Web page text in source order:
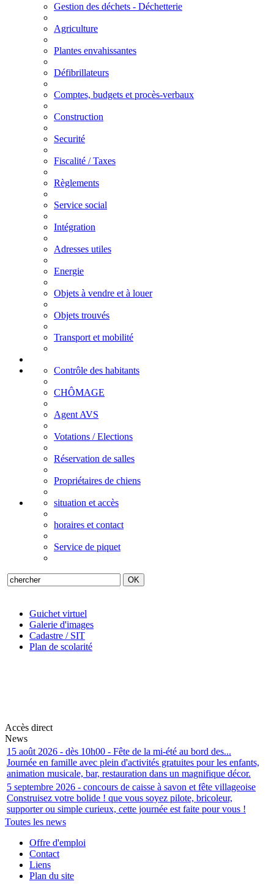
Gestion des déchets - Déchetterie
Agriculture
Plantes envahissantes
Défibrillateurs
Comptes, budgets et procès-verbaux
Construction
Securité
Fiscalité / Taxes
Règlements
Service social
Intégration
Adresses utiles
Energie
Objets à vendre et à louer
Objets trouvés
Transport et mobilité
Contrôle des habitants
CHÔMAGE
Agent AVS
Votations / Elections
Réservation de salles
Propriétaires de chiens
situation et accès
horaires et contact
Service de piquet
Guichet virtuel
Galerie d'images
Cadastre / SIT
Plan de scolarité
Accès direct
News
15 août 2026 - dès 10h00 - Fête de la mi-été au bord des...
Journée en famille avec plein d'activités gratuites pour les enfants,
animation musicale, bar, restauration dans un magnifique décor.
5 septembre 2026 - concours de caisse à savon et fête villageoise
Construisez votre bolide ! que vous soyez pilote, bricoleur,
supporter ou simple curieux, cette journée est faite pour vous !
Toutes les news
Offre d'emploi
Contact
Liens
Plan du site